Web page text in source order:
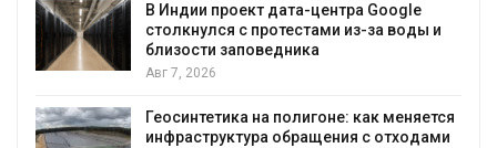
В Индии проект дата-центра Google
столкнулся с протестами из-за воды и
близости заповедника
Авг 7, 2026
Геосинтетика на полигоне: как меняется
инфраструктура обращения с отходами